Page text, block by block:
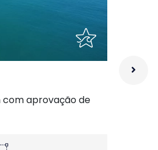
com aprovação de